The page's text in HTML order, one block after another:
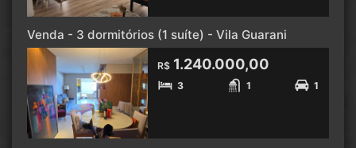
Venda - 3 dormitórios (1 suíte) - Vila Guarani
R$ 1.240.000,00
3 1 1